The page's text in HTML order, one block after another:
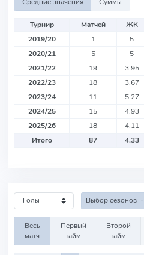
Средние значения Суммы
Турнир Матчей ЖК
2019/20
1 5
2020/21
5 5
2021/22
19 3.95
2022/23
18 3.67
2023/24
11 5.27
2024/25
15 4.93
2025/26
18 4.11
Итого
87 4.33
Выбор сезонов
Весь
матч
Первый
тайм
Второй
тайм